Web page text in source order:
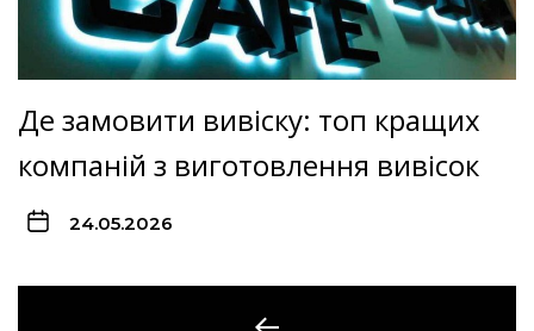
Де замовити вивіску: топ кращих
компаній з виготовлення вивісок
24.05.2026